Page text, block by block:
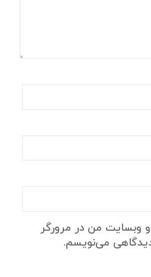
و وبسایت من در مرورگر
دیدگاهی می‌نویسم.